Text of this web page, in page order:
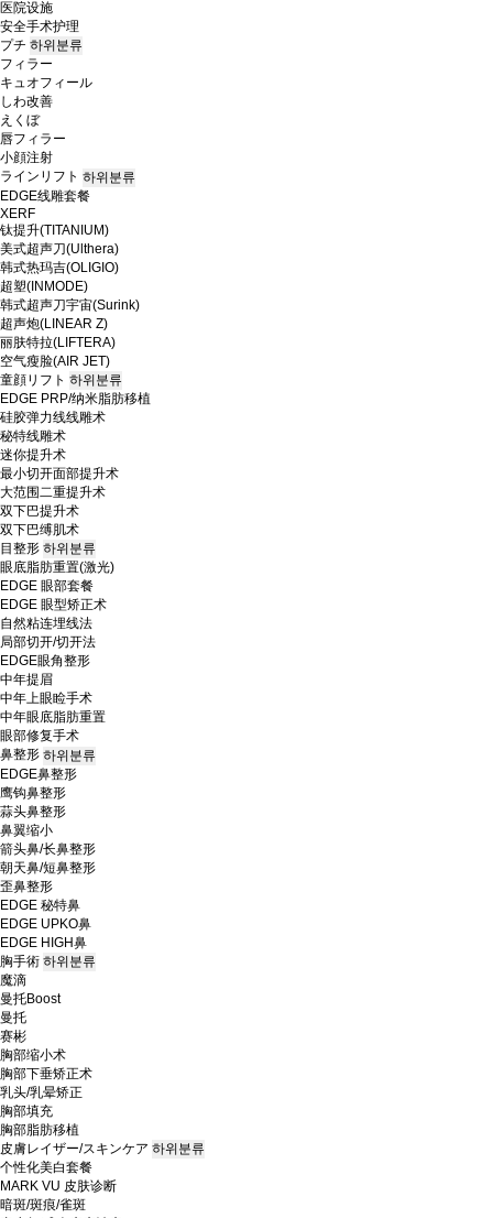
医院设施
安全手术护理
プチ 하위분류
フィラー
キュオフィール
しわ改善
えくぼ
唇フィラー
小顔注射
ラインリフト 하위분류
EDGE线雕套餐
XERF
钛提升(TITANIUM)
美式超声刀(Ulthera)
韩式热玛吉(OLIGIO)
超塑(INMODE)
韩式超声刀宇宙(Surink)
超声炮(LINEAR Z)
丽肤特拉(LIFTERA)
空气瘦脸(AIR JET)
童顔リフト 하위분류
EDGE PRP/纳米脂肪移植
硅胶弹力线线雕术
秘特线雕术
迷你提升术
最小切开面部提升术
大范围二重提升术
双下巴提升术
双下巴缚肌术
目整形 하위분류
眼底脂肪重置(激光)
EDGE 眼部套餐
EDGE 眼型矫正术
自然粘连埋线法
局部切开/切开法
EDGE眼角整形
中年提眉
中年上眼睑手术
中年眼底脂肪重置
眼部修复手术
鼻整形 하위분류
EDGE鼻整形
鹰钩鼻整形
蒜头鼻整形
鼻翼缩小
箭头鼻/长鼻整形
朝天鼻/短鼻整形
歪鼻整形
EDGE 秘特鼻
EDGE UPKO鼻
EDGE HIGH鼻
胸手術 하위분류
魔滴
曼托Boost
曼托
赛彬
胸部缩小术
胸部下垂矫正术
乳头/乳晕矫正
胸部填充
胸部脂肪移植
皮膚レイザー/スキンケア 하위분류
个性化美白套餐
MARK VU 皮肤诊断
暗斑/斑痕/雀斑